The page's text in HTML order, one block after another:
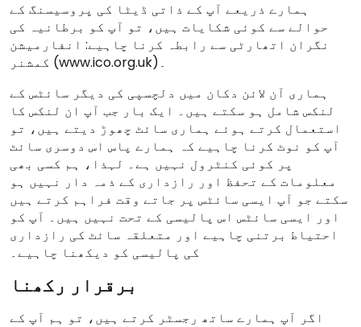
ہمارے ذریعے آپ کے ذاتی ڈیٹا کی پروسیسنگ کے
حوالے سے کوئی شکایات ہیں، تو آپ کو برطانیہ کی
نگران اتھارٹی سے رابطہ کرنا چاہیے: انفارمیشن
کمشنر (www.ico.org.uk)۔
ہماری آن لائن دکان میں دلچسپی کی دیگر سائٹس کے
لنکس شامل ہو سکتے ہیں۔ ایک بار جب آپ ان لنکس کا
استعمال کرتے ہوئے ہماری سائٹ چھوڑ دیتے ہیں، تو
آپ کو نوٹ کرنا چاہیے کہ ہمارے پاس اس دوسری سائٹ
پر کوئی کنٹرول نہیں ہے۔ لہذا، ہم کسی بھی
معلومات کے تحفظ اور رازداری کے ذمہ دار نہیں ہو
سکتے جو آپ ایسی سائٹس پر جاتے وقت فراہم کرتے ہیں
اور ایسی سائٹس اس پالیسی کے تحت نہیں ہیں۔ آپ کو
احتیاط برتنی چاہیے اور متعلقہ سائٹ کی رازداری
کی پالیسی کو دیکھنا چاہیے۔
برقرار رکھنا
اگر آپ ہمارے ساتھ رجسٹر کرتے ہیں، تو ہم آپ کے